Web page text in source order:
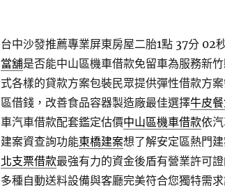
台中沙發推薦專業屏東房屋二胎1點 37分 02
當舖是否能中山區機車借款免留車為服務新
式各樣的貸款方案包裝民眾提供彈性借款方
區借錢，改善食品容器製造廠最佳選擇牛皮
車汽車借款配套鑑定估價中山區機車借款依
建案資查詢功能東橋建案想了解安定區熱門
北支票借款最強有力的資金後盾有營業許可
多種自動送料設備與客廳完美符合您獨特需